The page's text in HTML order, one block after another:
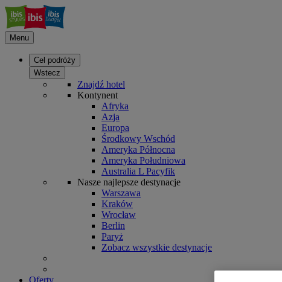
Menu
Cel podróży
Wstecz
Znajdź hotel
Kontynent
Afryka
Azja
Europa
Środkowy Wschód
Ameryka Północna
Ameryka Południowa
Australia L Pacyfik
Nasze najlepsze destynacje
Warszawa
Kraków
Wrocław
Berlin
Paryż
Zobacz wszystkie destynacje
Oferty